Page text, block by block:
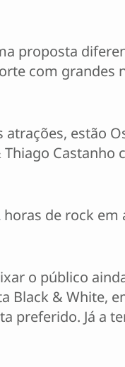
proposta
com grandes
atrações, estão
Castanho
horas de rock
o público
Black & White,
preferido. Já a